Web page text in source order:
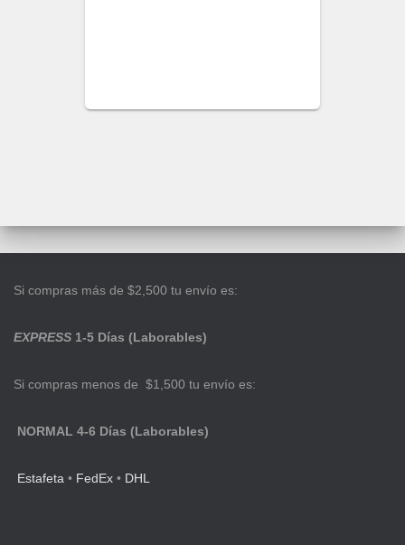
Si compras más de $2,500 tu envío es:
EXPRESS 1-5 Días (Laborables)
Si compras menos de $1,500 tu envío es:
NORMAL 4-6 Días (Laborables)
Estafeta • FedEx • DHL